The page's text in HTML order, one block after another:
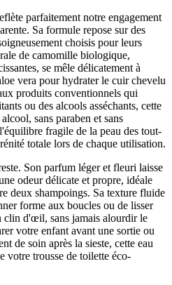
parfaitement notre engagement
Sa formule repose sur des
choisis pour leurs
de camomille biologique,
se mêle délicatement à
vera pour hydrater le cuir chevelu
produits conventionnels qui
ou des alcools asséchants, cette
sans paraben et sans
fragile de la peau des tout-
totale lors de chaque utilisation.
Son parfum léger et fleuri laisse
odeur délicate et propre, idéale
deux shampoings. Sa texture fluide
forme aux boucles ou de lisser
clin d'œil, sans jamais alourdir le
votre enfant avant une sortie ou
de soin après la sieste, cette eau
votre trousse de toilette éco-